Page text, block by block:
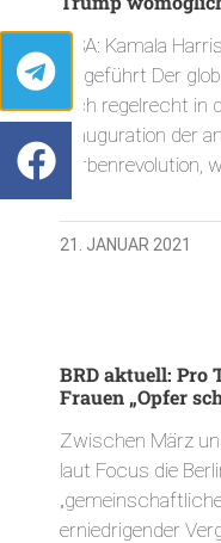
USA: Kamala
eingeführt Der
sich regelrecht in
Inauguration der
Farbenrevolution,
21. JANUAR 2021
BRD aktuell: Pro
Frauen „Opfer
Zwischen März
laut Focus die
erniedrigender